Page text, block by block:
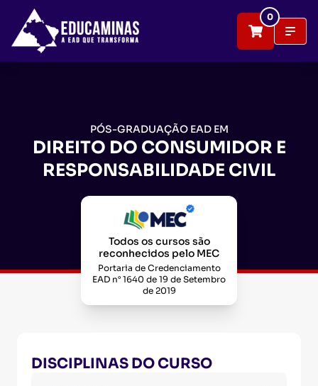
0
PÓS-GRADUAÇÃO EAD EM
DIREITO DO CONSUMIDOR E
RESPONSABILIDADE CIVIL
Todos os cursos são
reconhecidos pelo MEC
Portaria de Credenciamento
EAD n° 1640 de 19 de Setembro
de 2019
DISCIPLINAS DO CURSO